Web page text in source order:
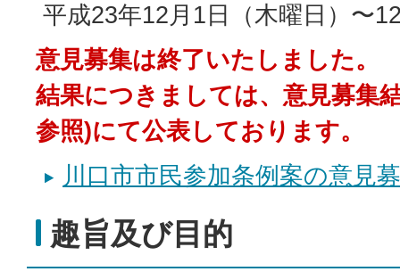
平成23年12月1日（木曜日）〜
意見募集は終了いたしました。
結果につきましては、意見募集
参照)にて公表しております。
川口市市民参加条例案の意見
趣旨及び目的